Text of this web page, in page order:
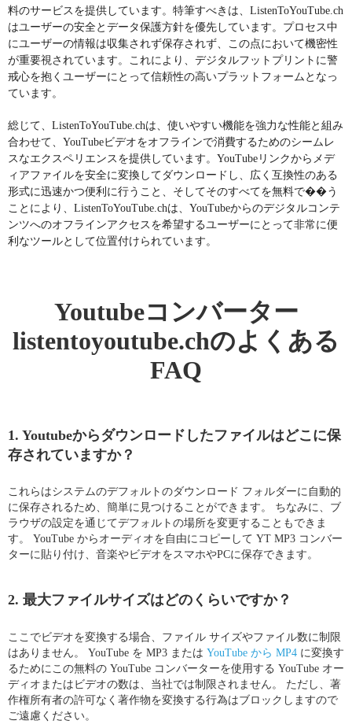
料のサービスを提供しています。特筆すべきは、ListenToYouTube.ch
はユーザーの安全とデータ保護方針を優先しています。プロセス中
にユーザーの情報は収集されず保存されず、この点において機密性
が重要視されています。これにより、デジタルフットプリントに警
戒心を抱くユーザーにとって信頼性の高いプラットフォームとなっ
ています。
総じて、ListenToYouTube.chは、使いやすい機能を強力な性能と組み
合わせて、YouTubeビデオをオフラインで消費するためのシームレ
スなエクスペリエンスを提供しています。YouTubeリンクからメデ
ィアファイルを安全に変換してダウンロードし、広く互換性のある
形式に迅速かつ便利に行うこと、そしてそのすべてを無料で��う
ことにより、ListenToYouTube.chは、YouTubeからのデジタルコンテ
ンツへのオフラインアクセスを希望するユーザーにとって非常に便
利なツールとして位置付けられています。
Youtubeコンバーター
listentoyoutube.chのよくある
FAQ
1. Youtubeからダウンロードしたファイルはどこに保
存されていますか？
これらはシステムのデフォルトのダウンロード フォルダーに自動的
に保存されるため、簡単に見つけることができます。 ちなみに、ブ
ラウザの設定を通じてデフォルトの場所を変更することもできま
す。 YouTube からオーディオを自由にコピーして YT MP3 コンバー
ターに貼り付け、音楽やビデオをスマホやPCに保存できます。
2. 最大ファイルサイズはどのくらいですか？
ここでビデオを変換する場合、ファイル サイズやファイル数に制限
はありません。 YouTube を MP3 または YouTube から MP4 に変換す
るためにこの無料の YouTube コンバーターを使用する YouTube オー
ディオまたはビデオの数は、当社では制限されません。 ただし、著
作権所有者の許可なく著作物を変換する行為はブロックしますので
ご遠慮ください。